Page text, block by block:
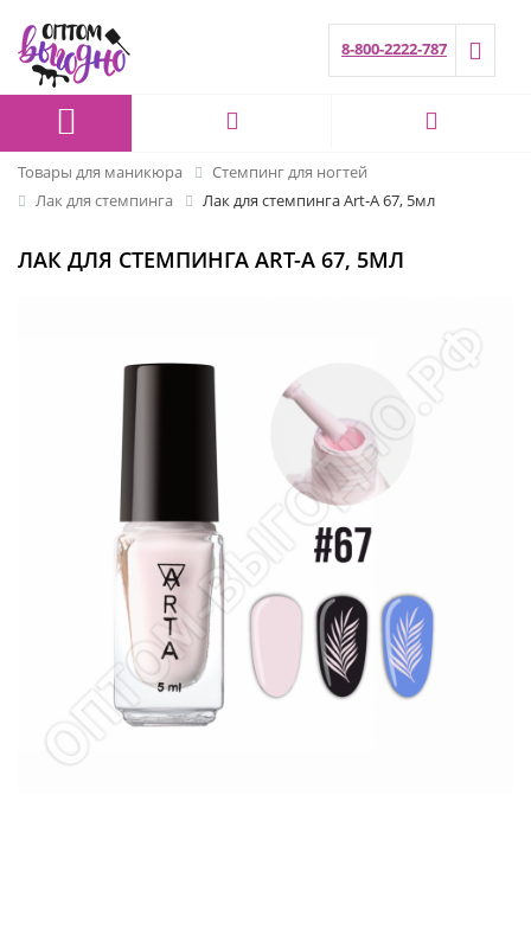
8-800-2222-787
Товары для маникюра
Стемпинг для ногтей
Лак для стемпинга
Лак для стемпинга Art-A 67, 5мл
ЛАК ДЛЯ СТЕМПИНГА ART-A 67, 5МЛ